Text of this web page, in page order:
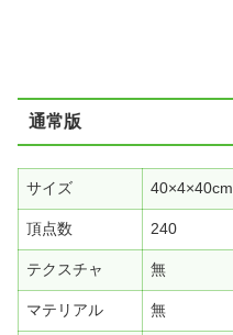
通常版
サイズ 40×4×40cm
頂点数 240
テクスチャ 無
マテリアル 無